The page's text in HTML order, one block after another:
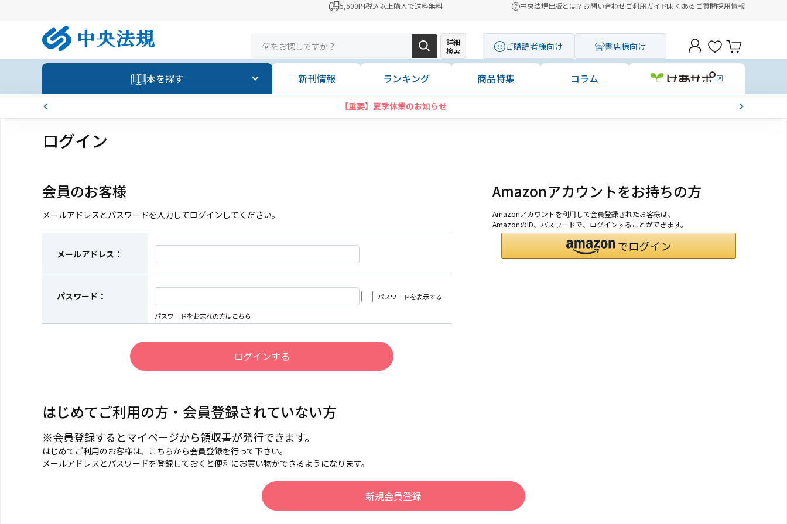
5,500円税込以上購入で送料無料 中央法規出版とは？お問い合わせご利用ガイドよくあるご質問採用情報
詳細
検索
ご購読者様向け 書店様向け
本を探す 新刊情報 ランキング 商品特集 コラム
【重要】夏季休業のお知らせ
ログイン
会員のお客様
メールアドレスとパスワードを入力してログインしてください。
メールアドレス：
パスワード： パスワードを表示する
パスワードをお忘れの方はこちら
Amazonアカウントをお持ちの方
Amazonアカウントを利用して会員登録されたお客様は、
AmazonのID、パスワードで、ログインすることができます。
はじめてご利用の方・会員登録されていない方
※会員登録するとマイページから領収書が発行できます。
はじめてご利用のお客様は、こちらから会員登録を行って下さい。
メールアドレスとパスワードを登録しておくと便利にお買い物ができるようになります。